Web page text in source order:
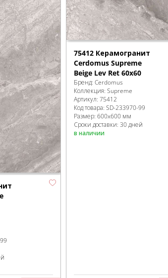
75412 Керамогранит
Cerdomus Supreme
Beige Lev Ret 60x60
Бренд: Cerdomus
Коллекция: Supreme
Артикул: 75412
Код товара: SD-233970-99
Размер: 600x600 мм
Сроки доставки: 30 дней
в наличии